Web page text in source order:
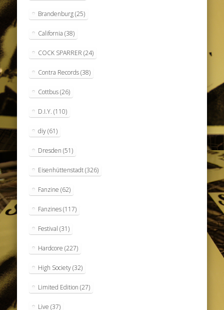
Brandenburg(25)
California (38)
COCK SPARRER (24)
Contra Records(38)
Cottbus(26)
D.I.Y. (110)
diy(61)
Dresden (51)
Eisenhüttenstadt(326)
Fanzine (62)
Fanzines(117)
Festival (31)
Hardcore (227)
High Society(32)
Limited Edition (27)
Live (37)